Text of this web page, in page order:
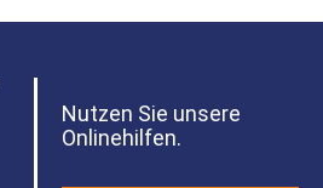
Nutzen Sie unsere
Onlinehilfen.